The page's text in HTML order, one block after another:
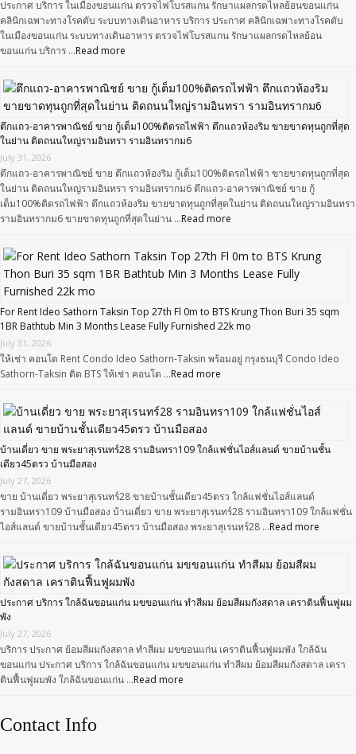
ประกาศ บริการ ในเมืองขอนแก่น ตรวจไฟโบรสแกน รักษาแผลกรดไหลย้อนขอนแก่น
คลินิกเฉพาะทางโรคตับ ระบบทางเดินอาหาร บริการ ประกาศ คลินิกเฉพาะทางโรคตับ
ในเมืองขอนแก่น ระบบทางเดินอาหาร ตรวจไฟโบรสแกน รักษาแผลกรดไหลย้อน
ขอนแก่น บริการ …Read more
ตึกแถว-อาคารพาณิชย์ ขาย กู้เต็ม100%ติดรถไฟฟ้า ตึกแถวห้องริม ขายขาดทุนถูกที่สุด
ในย่าน ติดถนนใหญ่รามอินทรา รามอินทรากม6
July 31, 2026
ตึกแถว-อาคารพาณิชย์ ขาย ตึกแถวห้องริม กู้เต็ม100%ติดรถไฟฟ้า ขายขาดทุนถูกที่สุด
ในย่าน ติดถนนใหญ่รามอินทรา รามอินทรากม6 ตึกแถว-อาคารพาณิชย์ ขาย กู้
เต็ม100%ติดรถไฟฟ้า ตึกแถวห้องริม ขายขาดทุนถูกที่สุดในย่าน ติดถนนใหญ่รามอินทรา
รามอินทรากม6 ขายขาดทุนถูกที่สุดในย่าน …Read more
For Rent Ideo Sathorn Taksin Top 27th Fl 0m to BTS Krung Thon Buri 35 sqm
1BR Bathtub Min 3 Months Lease Fully Furnished 22k mo
July 31, 2026
ให้เช่า คอนโด Rent Condo Ideo Sathorn-Taksin พร้อมอยู่ กรุงธนบุรี Condo Ideo
Sathorn-Taksin ติด BTS ให้เช่า คอนโด …Read more
บ้านเดี่ยว ขาย พระยาสุเรนทร์28 รามอินทรา109 ใกล้แฟชั่นไอส์แลนด์ ขายบ้านชั้น
เดียว45ตรว บ้านมือสอง
July 27, 2026
ขาย บ้านเดี่ยว พระยาสุเรนทร์28 ขายบ้านชั้นเดียว45ตรว ใกล้แฟชั่นไอส์แลนด์
รามอินทรา109 บ้านมือสอง บ้านเดี่ยว ขาย พระยาสุเรนทร์28 รามอินทรา109 ใกล้แฟชั่น
ไอส์แลนด์ ขายบ้านชั้นเดียว45ตรว บ้านมือสอง พระยาสุเรนทร์28 …Read more
ประกาศ บริการ ใกล้ฉันขอนแก่น มขขอนแก่น ทำสีผม ย้อมสีผมกังสดาล เคราตินฟื้นฟูผม
พัง
July 27, 2026
บริการ ประกาศ ย้อมสีผมกังสดาล ทำสีผม มขขอนแก่น เคราตินฟื้นฟูผมพัง ใกล้ฉัน
ขอนแก่น ประกาศ บริการ ใกล้ฉันขอนแก่น มขขอนแก่น ทำสีผม ย้อมสีผมกังสดาล เครา
ตินฟื้นฟูผมพัง ใกล้ฉันขอนแก่น …Read more
Contact Info